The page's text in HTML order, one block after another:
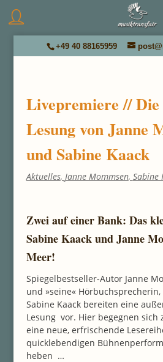
+49 40 88165959
Livepremiere // Die
Lesung von Janne
und Sabine Kaack
Aktuelles, Janne Mommsen, Sabine
Zwei auf einer Bank: Das
Sabine Kaack und Janne
Meer!
Spiegelbestseller-Autor Janne
und »seine«
Sabine Kaack bereiten eine
Lesung vor. Hier begegnen sich
eine neue, erfrischende
quicklebendigen
heben …